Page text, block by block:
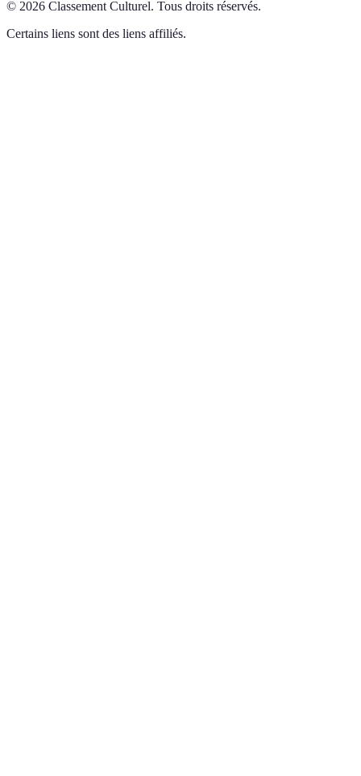
© 2026 Classement Culturel. Tous droits réservés.
Certains liens sont des liens affiliés.